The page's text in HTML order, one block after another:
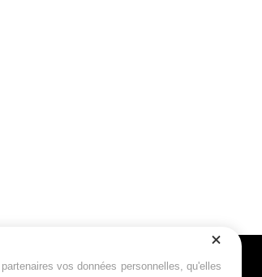
vos données personnelles, qu'elles